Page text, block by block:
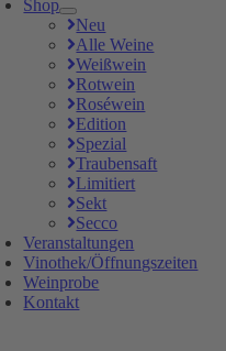
Shop
Neu
Alle Weine
Weißwein
Rotwein
Roséwein
Edition
Spezial
Traubensaft
Limitiert
Sekt
Secco
Veranstaltungen
Vinothek/Öffnungszeiten
Weinprobe
Kontakt